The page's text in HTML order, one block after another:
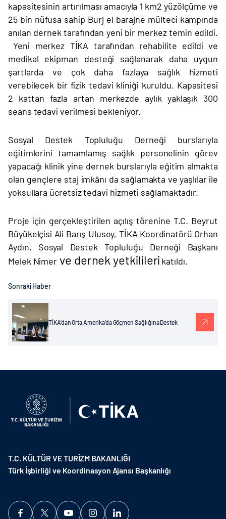
kapasitesinin artırılması amacıyla 1 km2yüzölçüme ve
25 bin nüfusa sahip Burj el barajne mülteci kampında
anılan dernek tarafından yeni bir merkez temin edildi.
Yeni merkez TİKA tarafından rehabilite edildi ve
medikal ekipman desteği sağlanarak daha uygun
şartlarda ve çok daha fazlaya sağlık hizmeti
verebilecek bir fizik tedavi kliniği kuruldu. Kapasitesi
2 kattan fazla artan merkezde aylık yaklaşık 300
seans tedavi verilmesi bekleniyor.
Sosyal Destek Topluluğu Derneği burslarıyla
eğitimlerini tamamlamış sağlık personelinin görev
yapacağı klinik yine dernek burslarıyla eğitim almakta
olan gençlere staj imkânı da sağlamakta ve yaşlılar ile
yoksullara ücretsiz tedavi hizmeti sağlamaktadır.
Proje için gerçekleştirilen açılış törenine T.C. Beyrut
Büyükelçisi Ali Barış Ulusoy, TİKA Koordinatörü Orhan
Aydın, Sosyal Destek Topluluğu Derneği Başkanı
Melek Nimer ve dernek yetkilileri katıldı.
Sonraki Haber
TİKA’dan Orta Amerika’da Göçmen Sağlığına Destek
T.C. KÜLTÜR VE TURİZM BAKANLIĞI
Türk İşbirliği ve Koordinasyon Ajansı Başkanlığı